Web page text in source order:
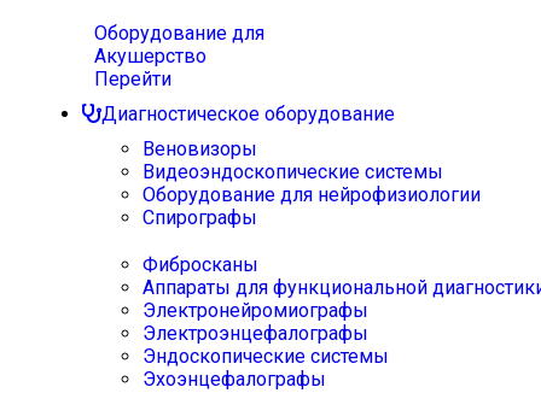
Оборудование для
Акушерство
Перейти
Диагностическое оборудование
Веновизоры
Видеоэндоскопические системы
Оборудование для нейрофизиологии
Спирографы
Фибросканы
Аппараты для функциональной
Электронейромиографы
Электроэнцефалографы
Эндоскопические системы
Эхоэнцефалографы